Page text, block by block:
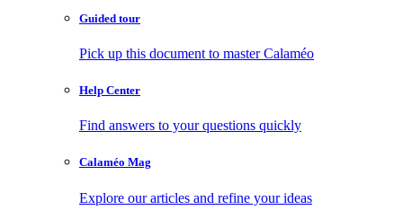
Guided tour
Pick up this document to master Calaméo
Help Center
Find answers to your questions quickly
Calaméo Mag
Explore our articles and refine your ideas